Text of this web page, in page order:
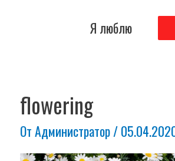
Я люблю
flowering
ОтАдминистратор/
записям